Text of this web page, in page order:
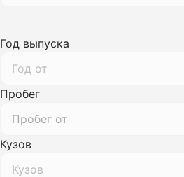
Год выпуска
Год от
Пробег
Кузов
Кузов